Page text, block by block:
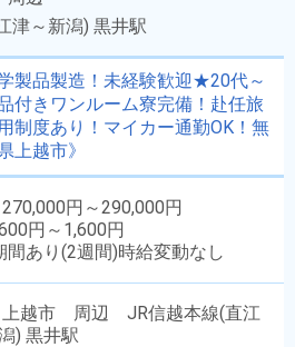
津～新潟) 黒井駅
製品製造！未経験歓迎★20代～
付きワンルーム寮完備！赴任旅
制度あり！マイカー通勤OK！無
上越市》
円～290,000円
円～1,600円
間あり(2週間)時給変動なし
上越市 周辺 JR信越本線(直江
) 黒井駅